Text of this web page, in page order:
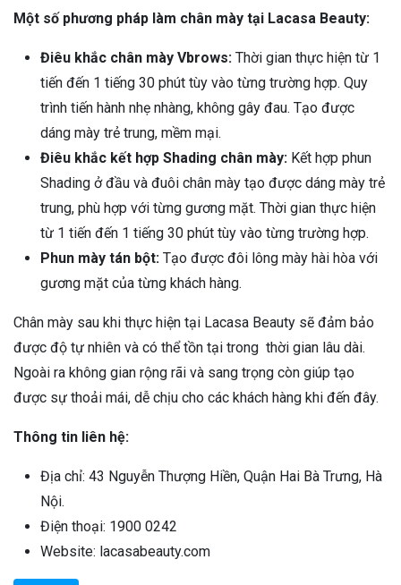
Một số phương pháp làm chân mày tại Lacasa Beauty:
Điêu khắc chân mày Vbrows: Thời gian thực hiện từ 1
tiến đến 1 tiếng 30 phút tùy vào từng trường hợp. Quy
trình tiến hành nhẹ nhàng, không gây đau. Tạo được
dáng mày trẻ trung, mềm mại.
Điêu khắc kết hợp Shading chân mày: Kết hợp phun
Shading ở đầu và đuôi chân mày tạo được dáng mày trẻ
trung, phù hợp với từng gương mặt. Thời gian thực hiện
từ 1 tiến đến 1 tiếng 30 phút tùy vào từng trường hợp.
Phun mày tán bột: Tạo được đôi lông mày hài hòa với
gương mặt của từng khách hàng.
Chân mày sau khi thực hiện tại Lacasa Beauty sẽ đảm bảo
được độ tự nhiên và có thể tồn tại trong thời gian lâu dài.
Ngoài ra không gian rộng rãi và sang trọng còn giúp tạo
được sự thoải mái, dễ chịu cho các khách hàng khi đến đây.
Thông tin liên hệ:
Địa chỉ: 43 Nguyễn Thượng Hiền, Quận Hai Bà Trưng, Hà
Nội.
Điện thoại: 1900 0242
Website: lacasabeauty.com